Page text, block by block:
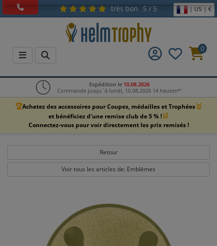
très bon 5 / 5 | US | €
0
Expédition le 10.08.2026
Commande jusqu´à lundi, 10.08.2026 14 heures*¹
🏆Achetez des accessoires pour Coupes, médailles et Trophées🥇
et bénéficiez d'une remise club de 5 % !🛒
Connectez-vous pour voir directement les prix remisés !
Retour
Voir tous les articles de: Emblèmes